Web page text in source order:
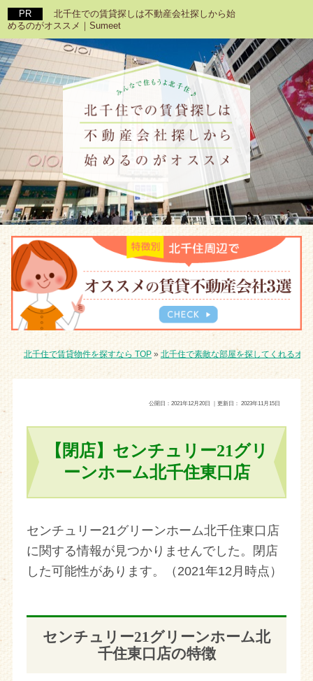
北千住での賃貸探しは不動産会社探しから始
めるのがオススメ｜Sumeet
北千住で賃貸物件を探すなら TOP» 北千住で素敵な部屋を探してくれるオ
公開日： 2021年12月20日 ｜更新日： 2023年11月15日
【閉店】センチュリー21グリ
ーンホーム北千住東口店
センチュリー21グリーンホーム北千住東口店
に関する情報が見つかりませんでした。閉店
した可能性があります。（2021年12月時点）
センチュリー21グリーンホーム北
千住東口店の特徴